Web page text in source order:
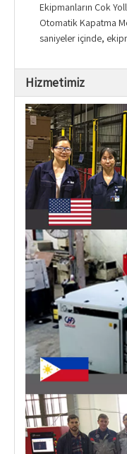
Ekipmanların Çok
Otomatik Kapatma
saniyeler içinde,
Hizmetimiz